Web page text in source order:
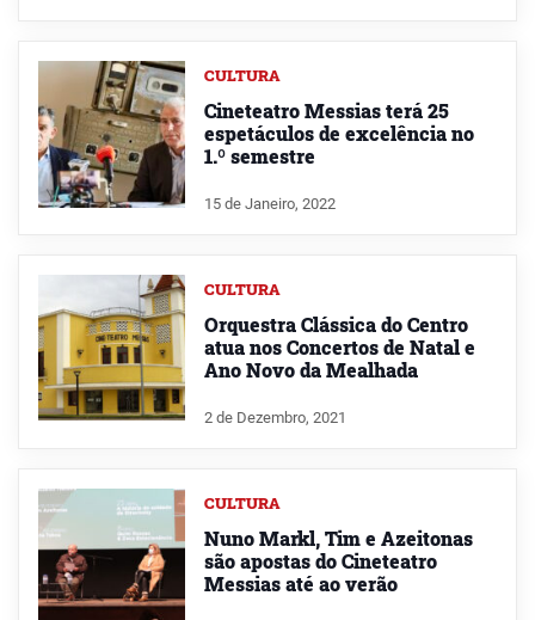
CULTURA
Cineteatro Messias terá 25
espetáculos de excelência no
1.º semestre
15 de Janeiro, 2022
CULTURA
Orquestra Clássica do Centro
atua nos Concertos de Natal e
Ano Novo da Mealhada
2 de Dezembro, 2021
CULTURA
Nuno Markl, Tim e Azeitonas
são apostas do Cineteatro
Messias até ao verão